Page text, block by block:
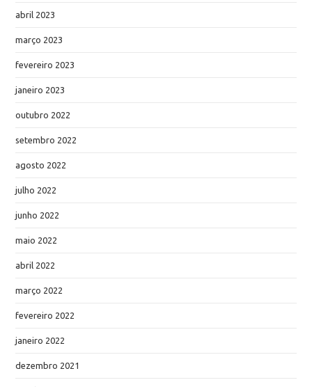
abril 2023
março 2023
fevereiro 2023
janeiro 2023
outubro 2022
setembro 2022
agosto 2022
julho 2022
junho 2022
maio 2022
abril 2022
março 2022
fevereiro 2022
janeiro 2022
dezembro 2021